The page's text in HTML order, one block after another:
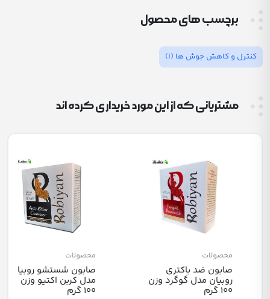
برچسب های محصول
کنترل و کاهش جوش ها (1)
مشتریانی که از این مورد خریداری کرده اند
محصولات
صابون ضد باکتری
روبیان مدل گوگرد وزن
100 گرم
محصولات
صابون شستشو روبیان
مدل کربن اکتیو وزن
100 گرم